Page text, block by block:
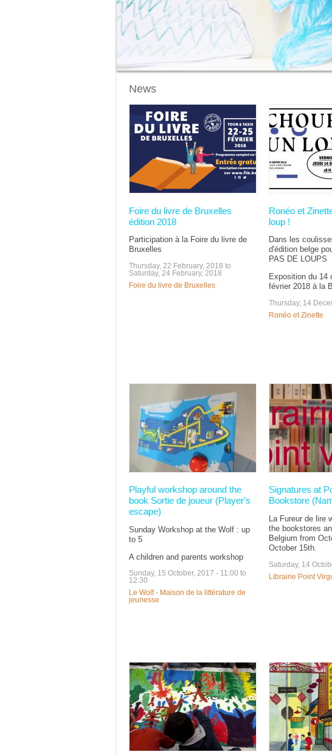
News
Foire du livre de Bruxelles
édition 2018
Participation à la Foire du livre de
Bruxelles
Thursday, 22 February, 2018 to
Saturday, 24 February, 2018
Foire du livre de Bruxelles
Ronéo et
loup !
Dans les
d'édition belge
PAS DE LOUPS
Exposition du 14
février 2018 à la
Thursday, 14
Ronéo et Zinette
Playful workshop around the
book Sortie de joueur (Player's
escape)
Sunday Workshop at the Wolf : up
to 5
A children and parents workshop
Sunday, 15 October, 2017 - 11:00 to
12:30
Le Wolf - Maison de la littérature de
jeunesse
Signatures at
Bookstore
La Fureur de lire
the bookstores
Belgium from
October 15th.
Saturday, 14
Librairie Point
Pages